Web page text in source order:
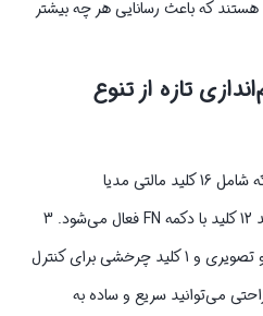
که باعث رسانایی هر چه بیشتر
تازه از تنوع
GK 8128 مجهز به 107 کلید است که شامل 16 کلید مالتی مدیا
(چندرسانه‌ای) است. از این 16 کلید 12 کلید با دکمه FN فعال می‌شود. 3
کلید برای کنترل رسانه‌های صوتی و تصویری و 1 کلید چرخشی برای کنترل
این 16 کلید به‌راحتی می‌توانید سریع و ساده به